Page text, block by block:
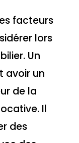
facteurs
lors
Un
avoir un
de la
Il
des